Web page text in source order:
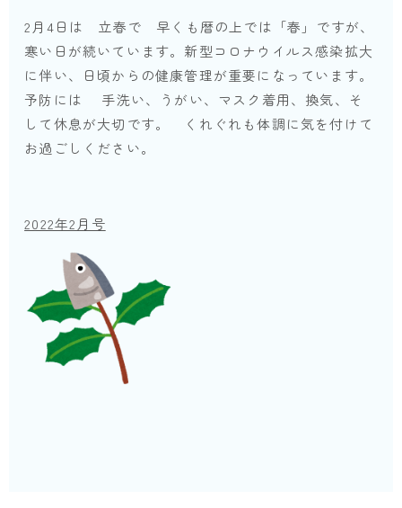
2月4日は 立春で 早くも暦の上では「春」ですが、
寒い日が続いています。新型コロナウイルス感染拡大
に伴い、日頃からの健康管理が重要になっています。
予防には 手洗い、うがい、マスク着用、換気、そ
して休息が大切です。 くれぐれも体調に気を付けて
お過ごしください。
2022年2月号